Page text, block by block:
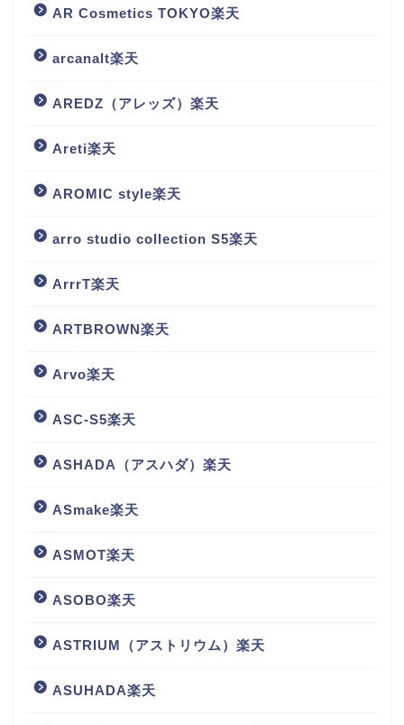
AR Cosmetics TOKYO楽天
arcanalt楽天
AREDZ（アレッズ）楽天
Areti楽天
AROMIC style楽天
arro studio collection S5楽天
ArrrT楽天
ARTBROWN楽天
Arvo楽天
ASC-S5楽天
ASHADA（アスハダ）楽天
ASmake楽天
ASMOT楽天
ASOBO楽天
ASTRIUM（アストリウム）楽天
ASUHADA楽天